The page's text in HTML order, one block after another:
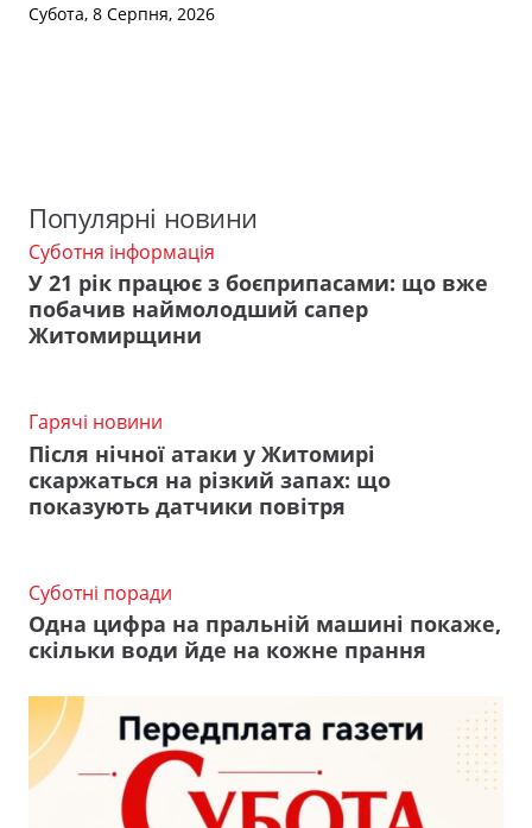
Субота, 8 Серпня, 2026
Популярні новини
Суботня інформація
У 21 рік працює з боєприпасами: що вже
побачив наймолодший сапер
Житомирщини
Гарячі новини
Після нічної атаки у Житомирі
скаржаться на різкий запах: що
показують датчики повітря
Суботні поради
Одна цифра на пральній машині покаже,
скільки води йде на кожне прання